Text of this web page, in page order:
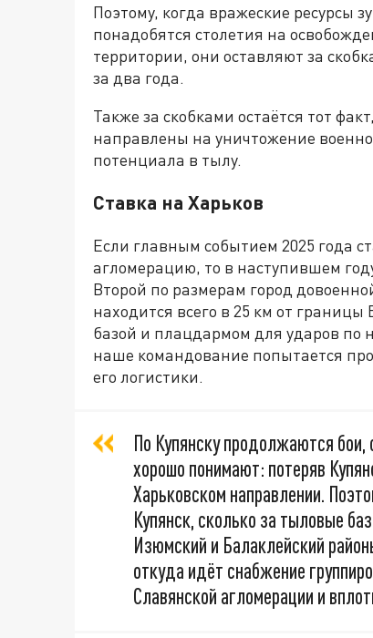
Поэтому, когда вражеские ресурсы
понадобятся столетия на
территории, они оставляют за
за два года.
Также за скобками остаётся тот
направлены на уничтожение
потенциала в тылу.
Ставка на Харьков
Если главным событием 2025 года
агломерацию, то в наступившем
Второй по размерам город
находится всего в 25 км от
базой и плацдармом для ударов по
наше командование попытается
его логистики.
По Купянску продолжаются бои,
хорошо понимают: потеряв
Харьковском направлении.
Купянск, сколько за тыловые
Изюмский и Балаклейский
откуда идёт снабжение
Славянской агломерации и